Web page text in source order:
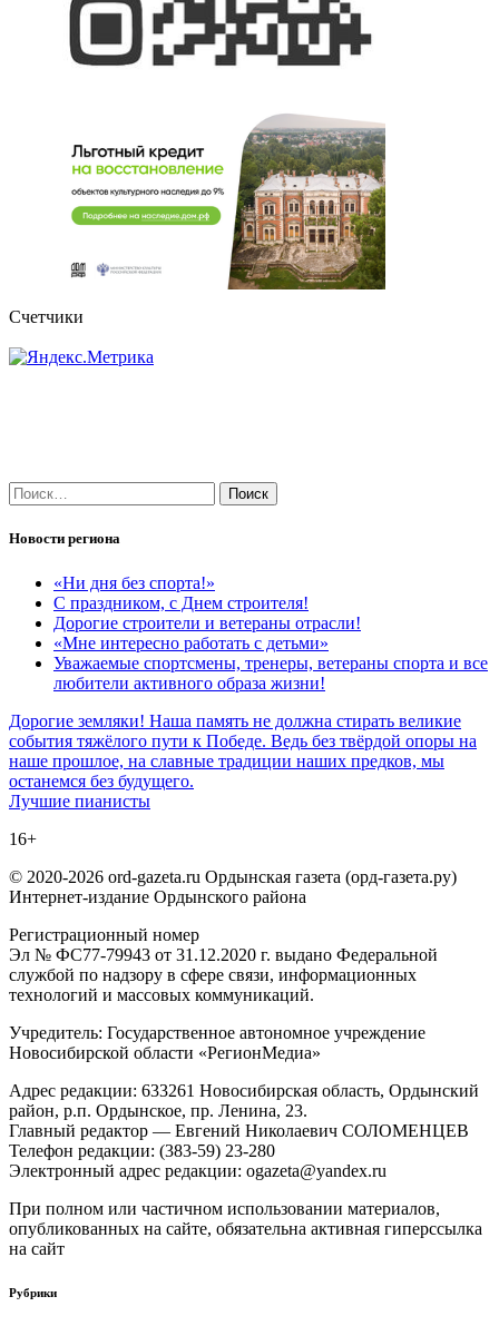
Счетчики
Найти:
Новости региона
«Ни дня без спорта!»
С праздником, с Днем строителя!
Дорогие строители и ветераны отрасли!
«Мне интересно работать с детьми»
Уважаемые спортсмены, тренеры, ветераны спорта и все
любители активного образа жизни!
Навигация
по
записям
Дорогие земляки! Наша память не должна стирать великие
события тяжёлого пути к Победе. Ведь без твёрдой опоры на
наше прошлое, на славные традиции наших предков, мы
останемся без будущего.
Лучшие пианисты
16+
© 2020-2026 ord-gazeta.ru Ордынская газета (орд-газета.ру)
Интернет-издание Ордынского района
Регистрационный номер
Эл № ФС77-79943 от 31.12.2020 г. выдано Федеральной
службой по надзору в сфере связи, информационных
технологий и массовых коммуникаций.
Учредитель: Государственное автономное учреждение
Новосибирской области «РегионМедиа»
Адрес редакции: 633261 Новосибирская область, Ордынский
район, р.п. Ордынское, пр. Ленина, 23.
Главный редактор — Евгений Николаевич СОЛОМЕНЦЕВ
Телефон редакции: (383-59) 23-280
Электронный адрес редакции: ogazeta@yandex.ru
При полном или частичном использовании материалов,
опубликованных на сайте, обязательна активная гиперссылка
на сайт
Рубрики